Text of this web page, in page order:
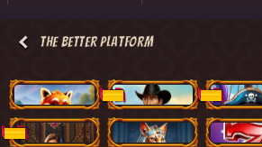
The Better Platform
Red Panda Fortunes NIEUWWanted Cash NIEUW
NIEUW Book Of Naga Faraon Cat